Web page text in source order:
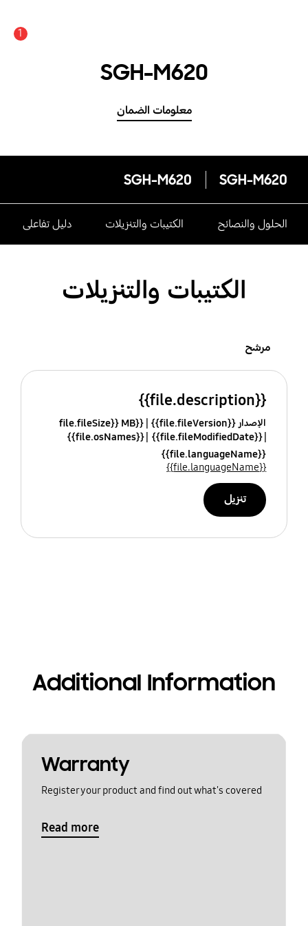
1
SGH-M620
معلومات الضمان
SGH-M620
SGH-M620
الحلول والنصائح الكتيبات والتنزيلات دليل تفاعلى
الكتيبات والتنزيلات
مرشح
{{file.description}}
الإصدار {{file.fileVersion}}
{{file.fileSize}} MB
{{file.fileModifiedDate}}
{{file.osNames}}
{{file.languageName}}
{{file.languageName}}
تنزيل
Additional Information
Warranty
Register your product and find out what's covered
Read more